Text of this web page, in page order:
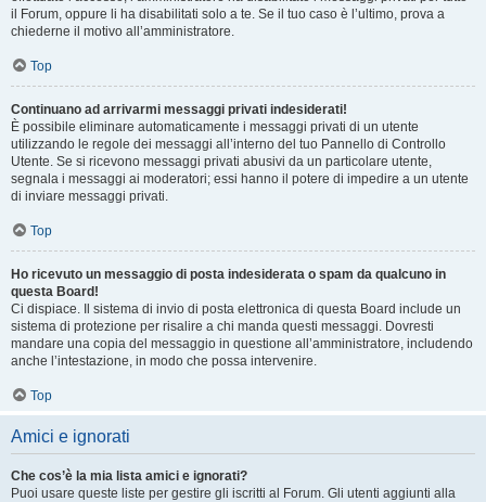
il Forum, oppure li ha disabilitati solo a te. Se il tuo caso è l’ultimo, prova a
chiederne il motivo all’amministratore.
Top
Continuano ad arrivarmi messaggi privati indesiderati!
È possibile eliminare automaticamente i messaggi privati ​​di un utente
utilizzando le regole dei messaggi all’interno del tuo Pannello di Controllo
Utente. Se si ricevono messaggi privati ​​abusivi da un particolare utente,
segnala i messaggi ai moderatori; essi hanno il potere di impedire a un utente
di inviare messaggi privati​​.
Top
Ho ricevuto un messaggio di posta indesiderata o spam da qualcuno in
questa Board!
Ci dispiace. Il sistema di invio di posta elettronica di questa Board include un
sistema di protezione per risalire a chi manda questi messaggi. Dovresti
mandare una copia del messaggio in questione all’amministratore, includendo
anche l’intestazione, in modo che possa intervenire.
Top
Amici e ignorati
Che cos’è la mia lista amici e ignorati?
Puoi usare queste liste per gestire gli iscritti al Forum. Gli utenti aggiunti alla